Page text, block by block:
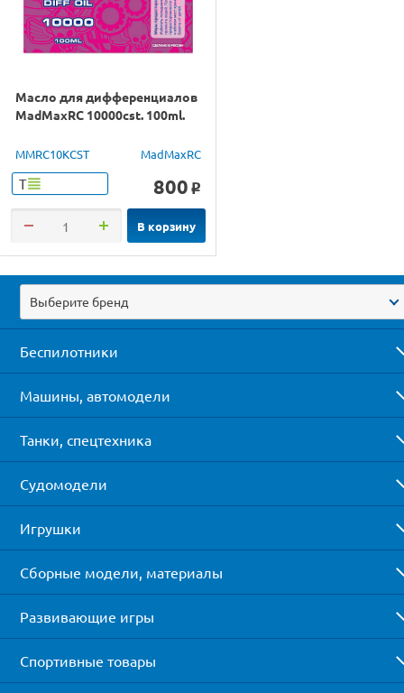
Масло для дифференциалов
MadMaxRC 10000cst. 100ml.
MMRC10KCST MadMaxRC
Т 800 o
В корзину
Выберите бренд
Беспилотники
Машины, автомодели
Танки, спецтехника
Судомодели
Игрушки
Сборные модели, материалы
Развивающие игры
Спортивные товары